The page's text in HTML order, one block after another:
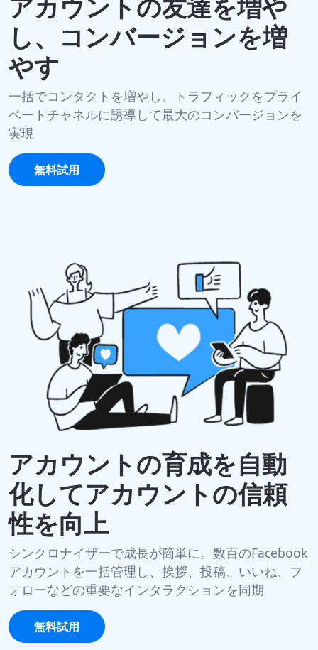
し、コンバージョンを増
やす
一括でコンタクトを増やし、トラフィックをプライ
ベートチャネルに誘導して最大のコンバージョンを
実現
無料試用
アカウントの育成を自動
化してアカウントの信頼
性を向上
シンクロナイザーで成長が簡単に。数百のFacebook
アカウントを一括管理し、挨拶、投稿、いいね、フ
ォローなどの重要なインタラクションを同期
無料試用